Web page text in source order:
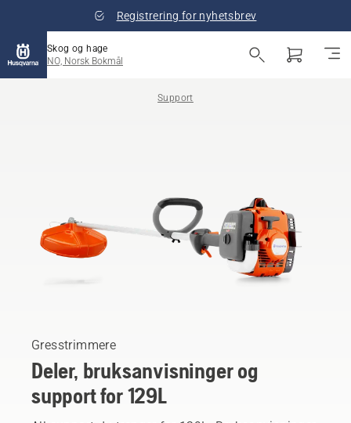
Registrering for nyhetsbrev
Skog og hage
NO, Norsk Bokmål
Support
Gresstrimmere
Deler, bruksanvisninger og
support for 129L